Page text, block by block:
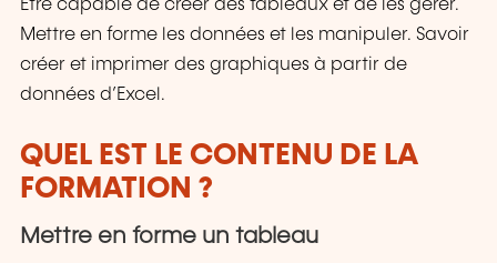
Être capable de créer des tableaux et de les gérer.
Mettre en forme les données et les manipuler. Savoir
créer et imprimer des graphiques à partir de
données d’Excel.
QUEL EST LE CONTENU DE LA
FORMATION ?
Mettre en forme un tableau